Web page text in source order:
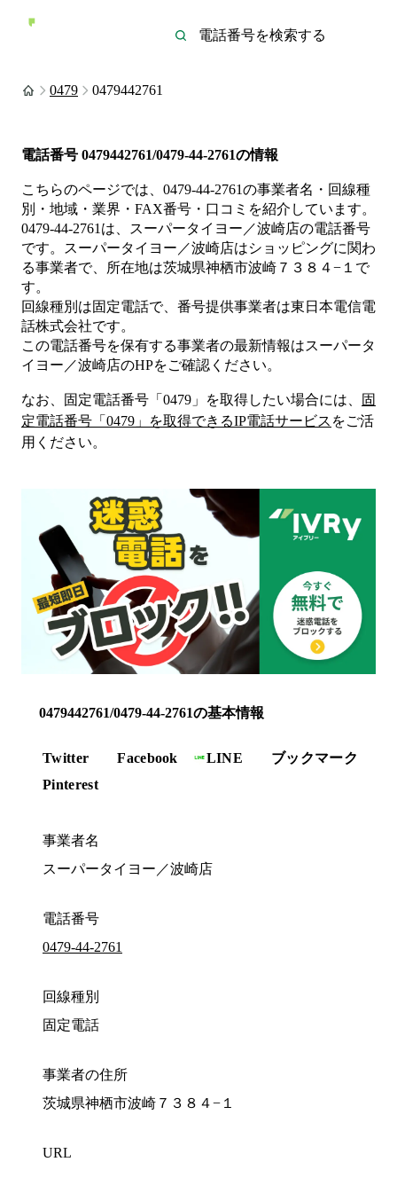
0479 0479442761
電話番号 0479442761/0479-44-2761の情報
こちらのページでは、 0479-44-2761の事業者名・回線種
別・地域・業界・FAX番号・口コミを紹介しています。
0479-44-2761 は、 スーパータイヨー／波崎店の電話番号
です。
スーパータイヨー／波崎店はショッピングに関わ
る事業者で、所在地は茨城県神栖市波崎７３８４−１ で
す。
回線種別は固定電話で、番号提供事業者は東日本電信電
話株式会社です。
この電話番号を保有する事業者の最新情報はスーパータ
イヨー／波崎店のHPをご確認ください。
なお、固定電話番号「 0479 」を取得したい場合には、
固
定電話番号「 0479 」を取得できるIP電話サービス をご活
用ください。
0479442761/0479-44-2761の基本情報
Twitter Facebook LINE
ブックマーク
Pinterest
事業者名
スーパータイヨー／波崎店
電話番号
0479-44-2761
回線種別
固定電話
事業者の住所
茨城県神栖市波崎７３８４−１
URL